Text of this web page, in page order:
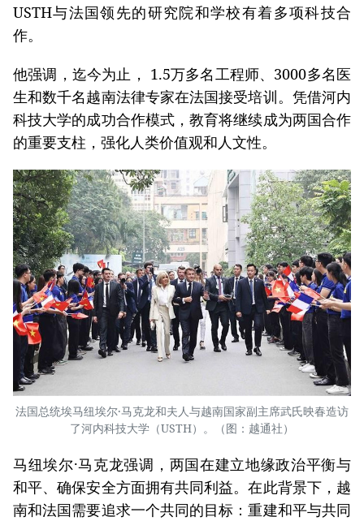
USTH与法国领先的研究院和学校有着多项科技合
作。
他强调，迄今为止， 1.5万多名工程师、3000多名医
生和数千名越南法律专家在法国接受培训。凭借河内
科技大学的成功合作模式，教育将继续成为两国合作
的重要支柱，强化人类价值观和人文性。
法国总统埃马纽埃尔·马克龙和夫人与越南国家副主席武氏映春造访
了河内科技大学（USTH）。（图：越通社）
马纽埃尔·马克龙强调，两国在建立地缘政治平衡与
和平、确保安全方面拥有共同利益。在此背景下，越
南和法国需要追求一个共同的目标：重建和平与共同